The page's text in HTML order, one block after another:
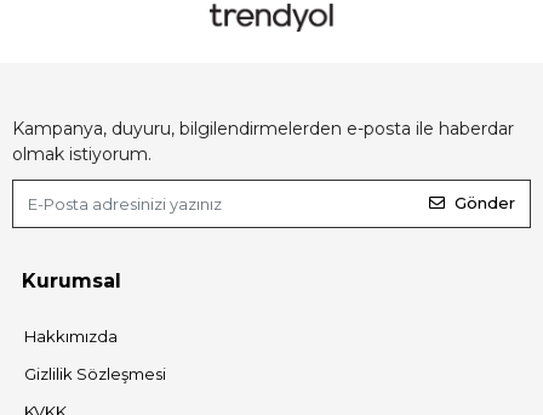
Kampanya, duyuru, bilgilendirmelerden e-posta ile haberdar
olmak istiyorum.
Gönder
Kurumsal
Hakkımızda
Gizlilik Sözleşmesi
KVKK